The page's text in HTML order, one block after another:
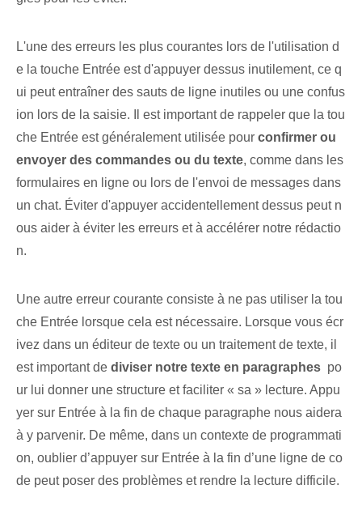
L'une des erreurs les plus courantes lors de l'utilisation d
e la touche Entrée est d'appuyer dessus inutilement, ce q
ui peut entraîner des sauts de ligne inutiles ou une confus
ion lors de la saisie. ​Il est important de rappeler que la tou
che ‌Entrée​ est​ généralement utilisée pour​ confirmer‌ ou
envoyer des commandes ou du texte, comme dans les
formulaires en ligne ou lors de l'envoi de messages dans
un chat. Éviter d'appuyer accidentellement dessus peut n
ous aider à éviter les erreurs et à accélérer notre rédactio
n.
Une autre erreur courante consiste à ne pas utiliser la tou
che Entrée lorsque cela est nécessaire. Lorsque vous écr
ivez dans un éditeur de texte ou un traitement de texte, il
est important de diviser notre texte en paragraphes ⁣ po
ur lui donner une structure⁣ et faciliter « sa » lecture. Appu
yer sur Entrée à la fin de chaque paragraphe nous aidera
à y parvenir. De même, dans un contexte de programmati
on, oublier d’appuyer sur Entrée à la fin d’une ligne de co
de peut poser des problèmes et rendre la lecture difficile.